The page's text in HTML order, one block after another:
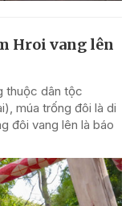
Hroi vang lên
thuộc dân tộc
múa trống đôi là di
đôi vang lên là báo